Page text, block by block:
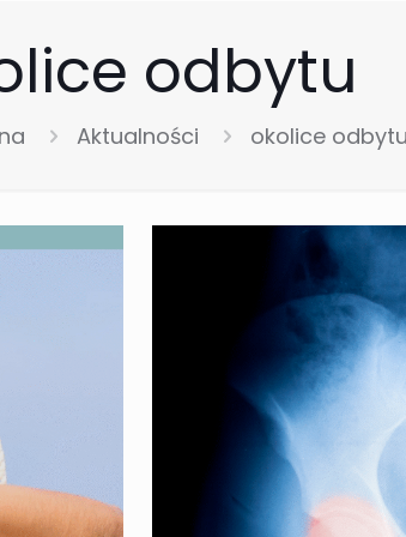
odbytu
Aktualności okolice